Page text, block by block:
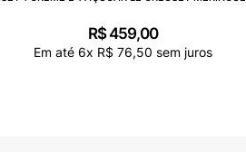
R$459,00
Em até6x R$ 76,50 sem juros